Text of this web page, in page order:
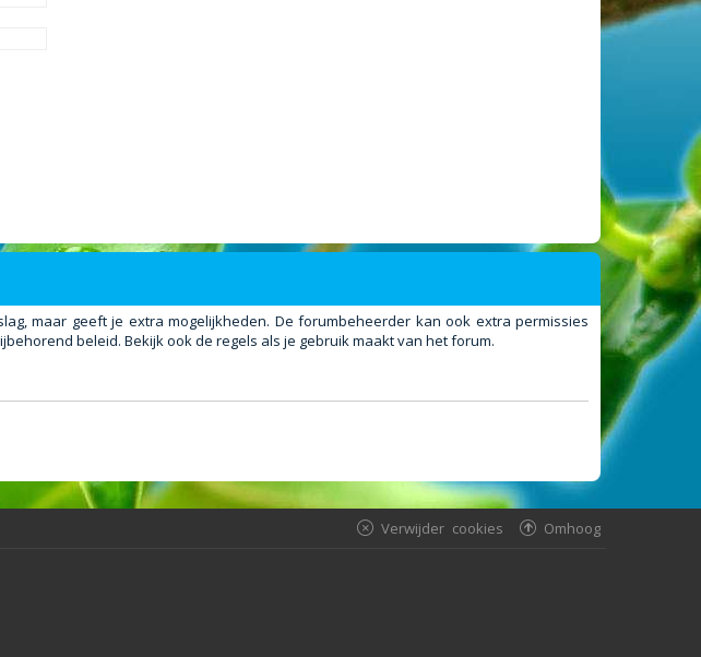
maar geeft je extra mogelijkheden. De forumbeheerder kan ook extra permissies
beleid. Bekijk ook de regels als je gebruik maakt van het forum.
Omhoog
Verwijder cookies